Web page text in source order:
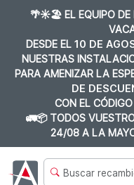
🌴☀️🏖️ EL EQUIPO DE
DESDE EL 10 DE
NUESTRAS
PARA AMENIZAR LA
DE
CON EL CÓDIGO
🚛📦 TODOS
24/08 A LA